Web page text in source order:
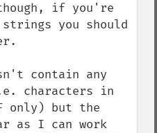
if you're
you should
contain any
characters in
only) but the
as I can work